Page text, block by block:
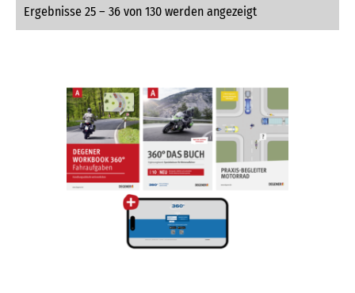
Ergebnisse 25 – 36 von 130 werden angezeigt